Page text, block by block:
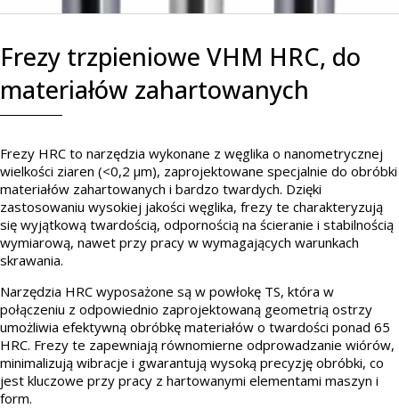
Frezy trzpieniowe VHM HRC, do
materiałów zahartowanych
Frezy HRC to narzędzia wykonane z węglika o nanometrycznej
wielkości ziaren (<0,2 μm), zaprojektowane specjalnie do obróbki
materiałów zahartowanych i bardzo twardych. Dzięki
zastosowaniu wysokiej jakości węglika, frezy te charakteryzują
się wyjątkową twardością, odpornością na ścieranie i stabilnością
wymiarową, nawet przy pracy w wymagających warunkach
skrawania.
Narzędzia HRC wyposażone są w powłokę TS, która w
połączeniu z odpowiednio zaprojektowaną geometrią ostrzy
umożliwia efektywną obróbkę materiałów o twardości ponad 65
HRC. Frezy te zapewniają równomierne odprowadzanie wiórów,
minimalizują wibracje i gwarantują wysoką precyzję obróbki, co
jest kluczowe przy pracy z hartowanymi elementami maszyn i
form.